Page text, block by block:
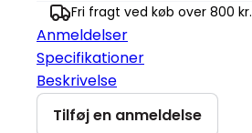
Fri fragt ved køb over 800 kr.
Anmeldelser
Specifikationer
Beskrivelse
Tilføj en anmeldelse